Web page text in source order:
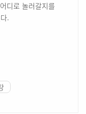
디로 놀러갈지를
.